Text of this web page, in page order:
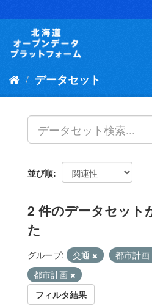
キ
データセット
並び順
2 件のデータセット
た
グループ: 交通 都市計画
都市計画
フィルタ結果